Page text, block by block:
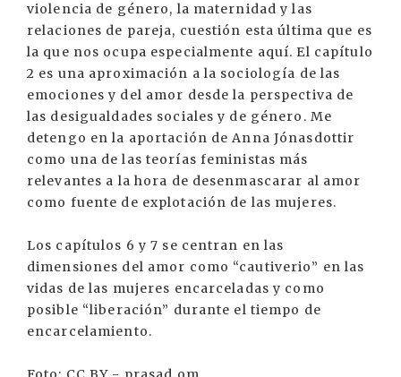
violencia de género, la maternidad y las
relaciones de pareja, cuestión esta última que es
la que nos ocupa especialmente aquí. El capítulo
2 es una aproximación a la sociología de las
emociones y del amor desde la perspectiva de
las desigualdades sociales y de género. Me
detengo en la aportación de Anna Jónasdottir
como una de las teorías feministas más
relevantes a la hora de desenmascarar al amor
como fuente de explotación de las mujeres.
Los capítulos 6 y 7 se centran en las
dimensiones del amor como “cautiverio” en las
vidas de las mujeres encarceladas y como
posible “liberación” durante el tiempo de
encarcelamiento.